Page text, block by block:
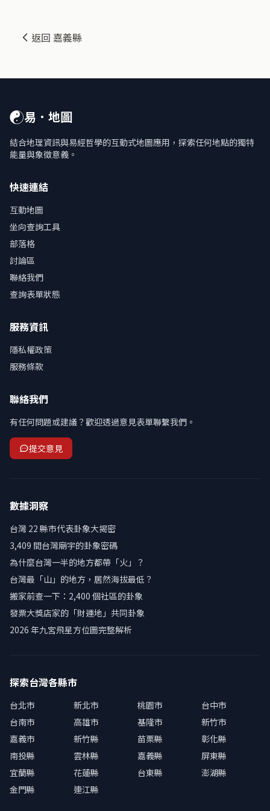
返回 嘉義縣
☯易．地圖
結合地理資訊與易經哲學的互動式地圖應用，探索任何地點的獨特
能量與象徵意義。
快速連結
互動地圖
坐向查詢工具
部落格
討論區
聯絡我們
查詢表單狀態
服務資訊
隱私權政策
服務條款
聯絡我們
有任何問題或建議？歡迎透過意見表單聯繫我們。
提交意見
數據洞察
台灣 22 縣市代表卦象大揭密
3,409 間台灣廟宇的卦象密碼
為什麼台灣一半的地方都帶「火」？
台灣最「山」的地方，居然海拔最低？
搬家前查一下：2,400 個社區的卦象
發票大獎店家的「財運地」共同卦象
2026 年九宮飛星方位圖完整解析
探索台灣各縣市
台北市 新北市 桃園市
台中市
台南市
高雄市 基隆市
新竹市
嘉義市
新竹縣 苗栗縣
彰化縣
南投縣
雲林縣 嘉義縣
屏東縣
宜蘭縣
花蓮縣 台東縣
澎湖縣
金門縣
連江縣